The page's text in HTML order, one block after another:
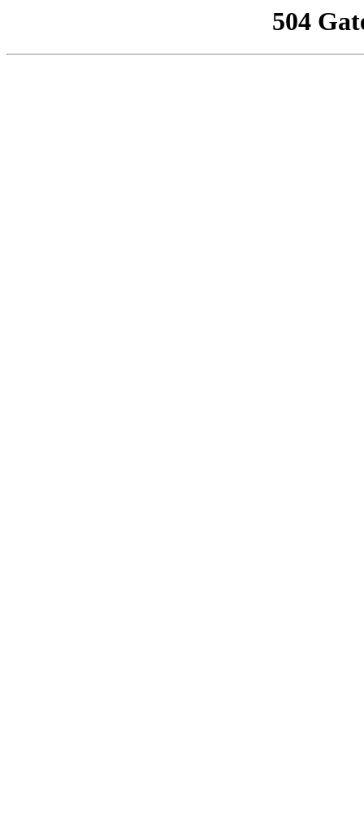
504